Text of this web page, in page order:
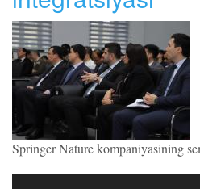
Springer Nature kompaniyasining